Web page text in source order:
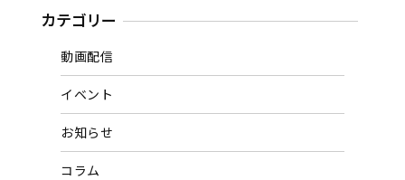
カテゴリー
動画配信
イベント
お知らせ
コラム